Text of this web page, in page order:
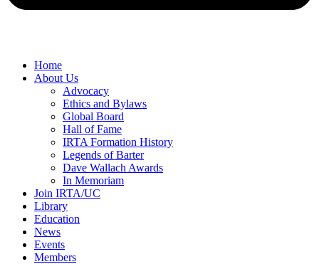
Home
About Us
Advocacy
Ethics and Bylaws
Global Board
Hall of Fame
IRTA Formation History
Legends of Barter
Dave Wallach Awards
In Memoriam
Join IRTA/UC
Library
Education
News
Events
Members